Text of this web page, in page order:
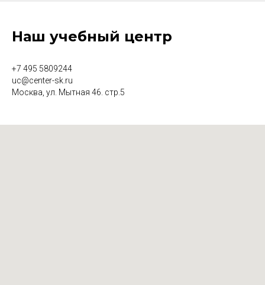
Наш учебный центр
+7 495 5809244
uc@center-sk.ru
Москва, ул. Мытная 46. стр.5